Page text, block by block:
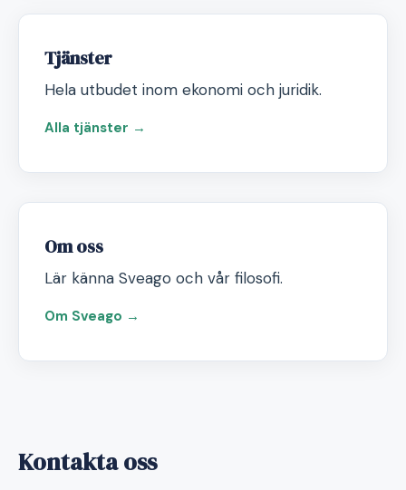
Tjänster
Hela utbudet inom ekonomi och juridik.
Alla tjänster →
Om oss
Lär känna Sveago och vår filosofi.
Om Sveago →
Kontakta oss